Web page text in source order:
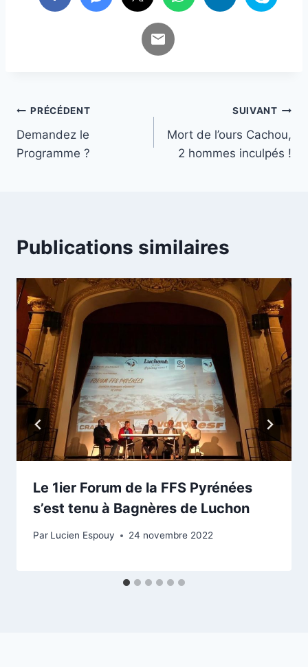
Navigation
de
PRÉCÉDENT
Demandez le
Programme ?
SUIVANT
Mort de l’ours Cachou,
2 hommes inculpés !
Publications similaires
Le 1ier Forum de la FFS Pyrénées
s’est tenu à Bagnères de Luchon
Par Lucien Espouy 24 novembre 2022